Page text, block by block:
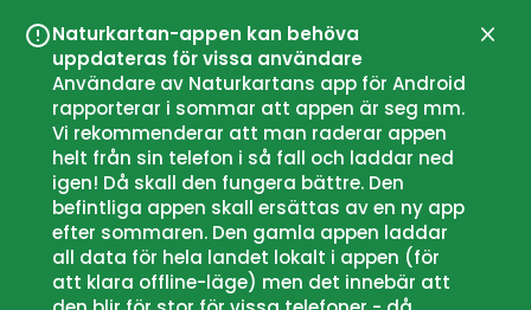
Naturkartan-appen kan behöva
uppdateras för vissa användare
Användare av Naturkartans app för Android
rapporterar i sommar att appen är seg mm.
Vi rekommenderar att man raderar appen
helt från sin telefon i så fall och laddar ned
igen! Då skall den fungera bättre. Den
befintliga appen skall ersättas av en ny app
efter sommaren. Den gamla appen laddar
all data för hela landet lokalt i appen (för
att klara offline-läge) men det innebär att